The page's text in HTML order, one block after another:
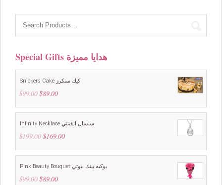
Special Gifts هدايا مميزة
Snickers Cake كيك سنكرز
$99.00 Original
was:
$89.00Current
is:
Infinity Necklace سنسال انفينتي
$199.00 Original
was:
$169.00Current
is:
Pink Beauty Bouquet بوكيه بينك بيوتي
$99.00 Original
$89.00Current